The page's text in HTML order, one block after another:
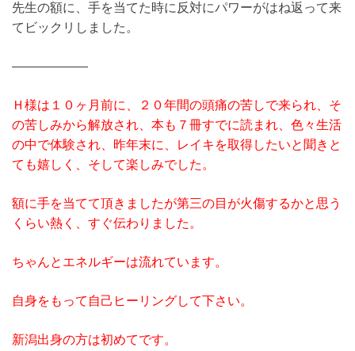
先生の額に、手を当てた時に反対にパワーがはね返って来
てビックリしました。
——————
Ｈ様は１０ヶ月前に、２０年間の頭痛の苦しで来られ、そ
の苦しみから解放され、本も７冊すでに読まれ、色々生活
の中で体験され、昨年末に、レイキを取得したいと聞きと
ても嬉しく、そして楽しみでした。
額に手を当てて頂きましたが第三の目が火傷するかと思う
くらい熱く、すぐ伝わりました。
ちゃんとエネルギーは流れています。
自身をもって自己ヒーリングして下さい。
新潟出身の方は初めてです。